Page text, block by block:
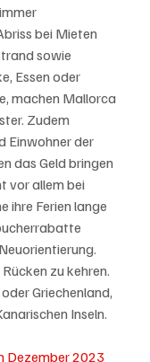
bei Mieten
sowie
Essen oder
machen Mallorca
Zudem
Einwohner der
das Geld bringen
vor allem bei
ihre Ferien lange
zu kehren.
Griechenland,
Inseln.
Dezember 2023